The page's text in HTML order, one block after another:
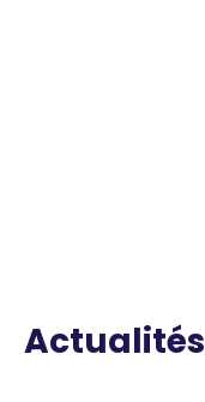
Actualités